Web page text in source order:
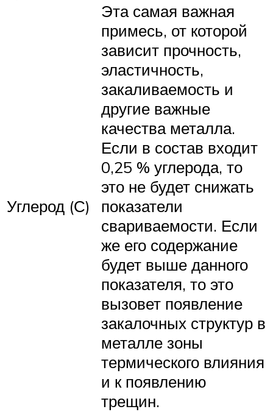
Углерод (С)
Эта самая важная
примесь, от которой
зависит прочность,
эластичность,
закаливаемость и
другие важные
качества металла.
Если в состав входит
0,25 % углерода, то
это не будет снижать
показатели
свариваемости. Если
же его содержание
будет выше данного
показателя, то это
вызовет появление
закалочных структур в
металле зоны
термического влияния
и к появлению
трещин.